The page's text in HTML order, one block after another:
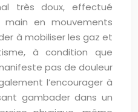
très doux, effectué
en mouvements
à mobiliser les gaz et
à condition que
pas de douleur
l’encourager à
gambader dans un